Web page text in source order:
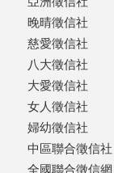
晚晴徵信社
慈愛徵信社
八大徵信社
大愛徵信社
女人徵信社
婦幼徵信社
中區聯合徵信社
全國聯合徵信網